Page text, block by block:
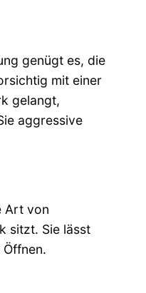
genügt es, die
mit einer
gelangt,
aggressive
Art von
sitzt. Sie lässt